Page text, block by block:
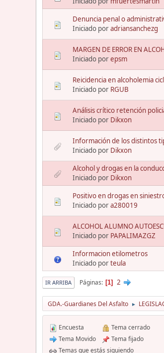
Denuncia penal o
Iniciado poradriansanchezg
MARGEN DE ERROR EN
Iniciado porepsm
Reicidencia en alcoholemia
Iniciado por RGUB
Análisis crítico retención
Iniciado por Dikxon
Información de los distintos
Iniciado por Dikxon
Alcohol y drogas en la
Iniciado por Dikxon
Positivo en drogas en
Iniciado pora280019
ALCOHOL ALUMNO
Iniciado por PAPALIMAZGZ
Informacion etilometros
Iniciado porteula
IR ARRIBA Páginas 1 2
GDA.-Guardianes Del Asfalto ►
Encuesta
Tema Movido
Tema cerrado
Tema fijado
Temas que estás siguiendo